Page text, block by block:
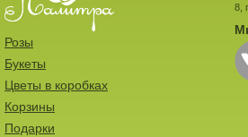
8,
Розы
Букеты
Цветы в коробках
Корзины
Подарки